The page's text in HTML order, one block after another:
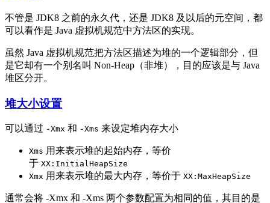
不管是 JDK8 之前的永久代，还是 JDK8 及以后的元空间，都
可以看作是 Java 虚拟机规范中方法区的实现。
虽然 Java 虚拟机规范把方法区描述为堆的一个逻辑部分，但
是它却有一个别名叫 Non-Heap（非堆），目的应该是与 Java
堆区分开。
堆大小设置
可以通过 -Xmx 和 -Xms 来设定堆内存大小
Xms 用来表示堆的起始内存，等价
于 XX:InitialHeapSize
Xmx 用来表示堆的最大内存，等价于 XX:MaxHeapSize
通常会将 -Xmx 和 -Xms 两个参数配置为相同的值，其目的是